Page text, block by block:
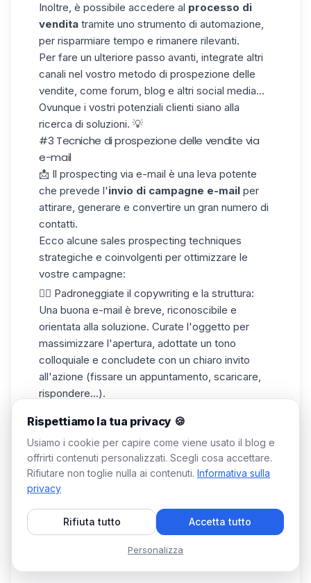
Inoltre, è possibile accedere al processo di
vendita tramite uno strumento di automazione,
per risparmiare tempo e rimanere rilevanti.
Per fare un ulteriore passo avanti, integrate altri
canali nel vostro metodo di prospezione delle
vendite, come forum, blog e altri social media...
Ovunque i vostri potenziali clienti siano alla
ricerca di soluzioni. 💡
#3 Tecniche di prospezione delle vendite via
e-mail
📩 Il prospecting via e-mail è una leva potente
che prevede l'invio di campagne e-mail per
attirare, generare e convertire un gran numero di
contatti.
Ecco alcune sales prospecting techniques
strategiche e coinvolgenti per ottimizzare le
vostre campagne:
✍🏼 Padroneggiate il copywriting e la struttura:
Una buona e-mail è breve, riconoscibile e
orientata alla soluzione. Curate l'oggetto per
massimizzare l'apertura, adottate un tono
colloquiale e concludete con un chiaro invito
all'azione (fissare un appuntamento, scaricare,
rispondere...).
sequenzeautomatizzate per coltivare i vostri
potenziali clienti (lead nurturing) e alternate
valore aggiunto e proposta commerciale (con
diversi tipi di email marketing).
Riproponete i vostri contenuti
vostri post su LinkedIn, iwebinar e le
newsletter, i podcast o gli articoli per arricchire le
vostre e-mail in modo da apportare valore e
Rispettiamo la tua privacy 🍪
Usiamo i cookie per capire come viene usato il blog e
offrirti contenuti personalizzati. Scegli cosa accettare.
Rifiutare non toglie nulla ai contenuti. Informativa sulla
privacy
Rifiuta tutto Accetta tutto
Personalizza